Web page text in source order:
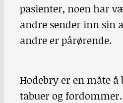
pasienter, noen har
andre sender inn sin
andre er pårørende.
Hodebry er en måte
tabuer og